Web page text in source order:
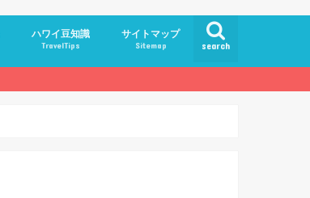
search
ハワイ豆知識
TravelTips
サイトマップ
Sitemap